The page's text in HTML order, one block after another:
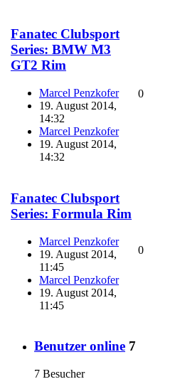
Fanatec Clubsport
Series: BMW M3
GT2 Rim
Marcel Penzkofer
19. August 2014,
14:32
Marcel Penzkofer
19. August 2014,
14:32
0
Fanatec Clubsport
Series: Formula Rim
Marcel Penzkofer
19. August 2014,
11:45
Marcel Penzkofer
19. August 2014,
11:45
0
Benutzer online 7
7 Besucher